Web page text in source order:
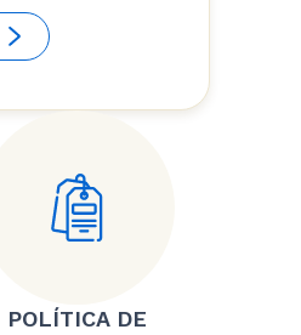
POLÍTICA DE